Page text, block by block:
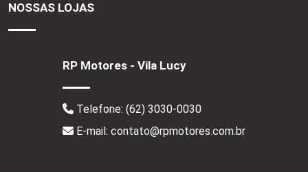
NOSSAS LOJAS
RP Motores - Vila Lucy
Telefone: (62) 3030-0030
E-mail: contato@rpmotores.com.br